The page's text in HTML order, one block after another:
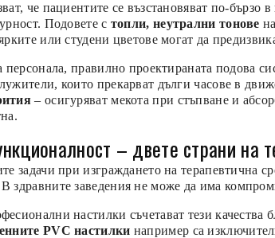
че пациентите се възстановяват по-бързо
Подовете с топли, неутрални тонове
или студени цветове могат да
персонала, правилно проектираната подова
които прекарват дълги часове в
– осигуряват мекота при стъпване и
– двете страни на
задачи при изграждането на терапевтична
здравните заведения не може да има
настилки съчетават тези качества
PVC настилки например са